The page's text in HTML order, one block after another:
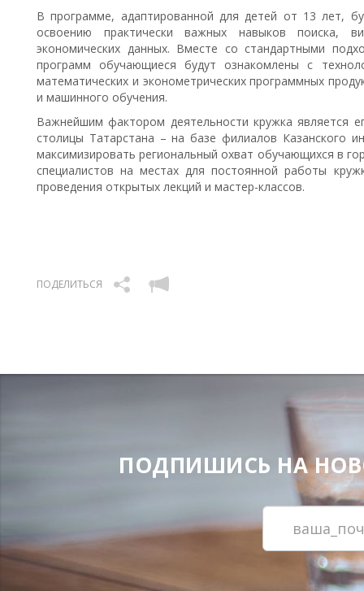
В программе, адаптированной для детей от 13 лет,
освоению практически важных навыков поиска,
экономических данных. Вместе со стандартными
программ обучающиеся будут ознакомлены с
математических и эконометрических программных
и машинного обучения.
Важнейшим фактором деятельности кружка является
столицы Татарстана – на базе филиалов Казанского
максимизировать региональный охват обучающихся в
специалистов на местах для постоянной работы
проведения открытых лекций и мастер-классов.
ПОДЕЛИТЬСЯ
ПОДПИШИСЬ НА